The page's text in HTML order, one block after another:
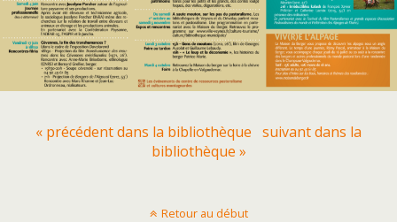
« précédent dans la bibliothèque suivant dans la
bibliothèque »
Retour au début